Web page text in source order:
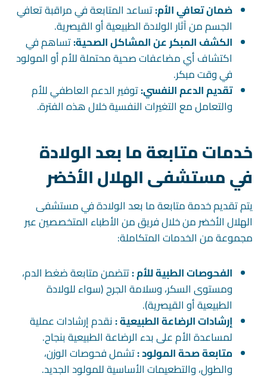
ضمان تعافي الأم:تساعد المتابعة في مراقبة تعافي
الجسم من آثار الولادة الطبيعية أو القيصرية.
الكشف المبكر عن المشاكل الصحية:تساهم في
اكتشاف أي مضاعفات صحية محتملة للأم أو المولود
في وقت مبكر.
تقديم الدعم النفسي:توفير الدعم العاطفي للأم
والتعامل مع التغيرات النفسية خلال هذه الفترة.
خدمات متابعة ما بعد الولادة
في مستشفى الهلال الأخضر
يتم تقديم خدمة متابعة ما بعد الولادة في مستشفى
الهلال الأخضر من خلال فريق من الأطباء المتخصصين عبر
مجموعة من الخدمات المتكاملة:
الفحوصات الطبية للأم :تتضمن متابعة ضغط الدم،
ومستوى السكر، وسلامة الجرح (سواء للولادة
الطبيعية أو القيصرية).
إرشادات الرضاعة الطبيعية :نقدم إرشادات عملية
لمساعدة الأم على بدء الرضاعة الطبيعية بنجاح.
متابعة صحة المولود :تشمل فحوصات الوزن،
والطول، والتطعيمات الأساسية للمولود الجديد.